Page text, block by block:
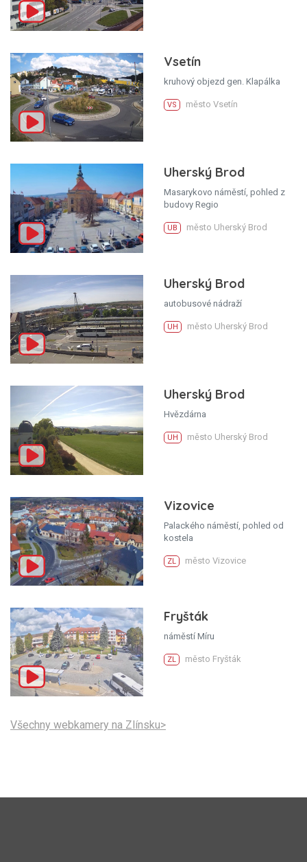
Vsetín
kruhový objezd gen. Klapálka
VS město Vsetín
Uherský Brod
Masarykovo náměstí, pohled z
budovy Regio
UB město Uherský Brod
Uherský Brod
autobusové nádraží
UH město Uherský Brod
Uherský Brod
Hvězdárna
UH město Uherský Brod
Vizovice
Palackého náměstí, pohled od
kostela
ZL město Vizovice
Fryšták
náměstí Míru
ZL město Fryšták
Všechny webkamery na Zlínsku>